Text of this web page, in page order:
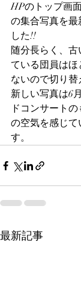
HPのトップ画
の集合写真を最
した!!
随分長らく、
ている団員は
ないので切り替
新しい写真は6
ドコンサート
の空気を感じて
す。
最新記事